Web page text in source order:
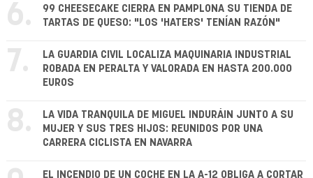
6.
99 CHEESECAKE CIERRA EN PAMPLONA SU TIENDA DE
TARTAS DE QUESO: "LOS 'HATERS' TENÍAN RAZÓN"
7.
LA GUARDIA CIVIL LOCALIZA MAQUINARIA INDUSTRIAL
ROBADA EN PERALTA Y VALORADA EN HASTA 200.000
EUROS
8.
LA VIDA TRANQUILA DE MIGUEL INDURÁIN JUNTO A SU
MUJER Y SUS TRES HIJOS: REUNIDOS POR UNA
CARRERA CICLISTA EN NAVARRA
EL INCENDIO DE UN COCHE EN LA A-12 OBLIGA A CORTAR